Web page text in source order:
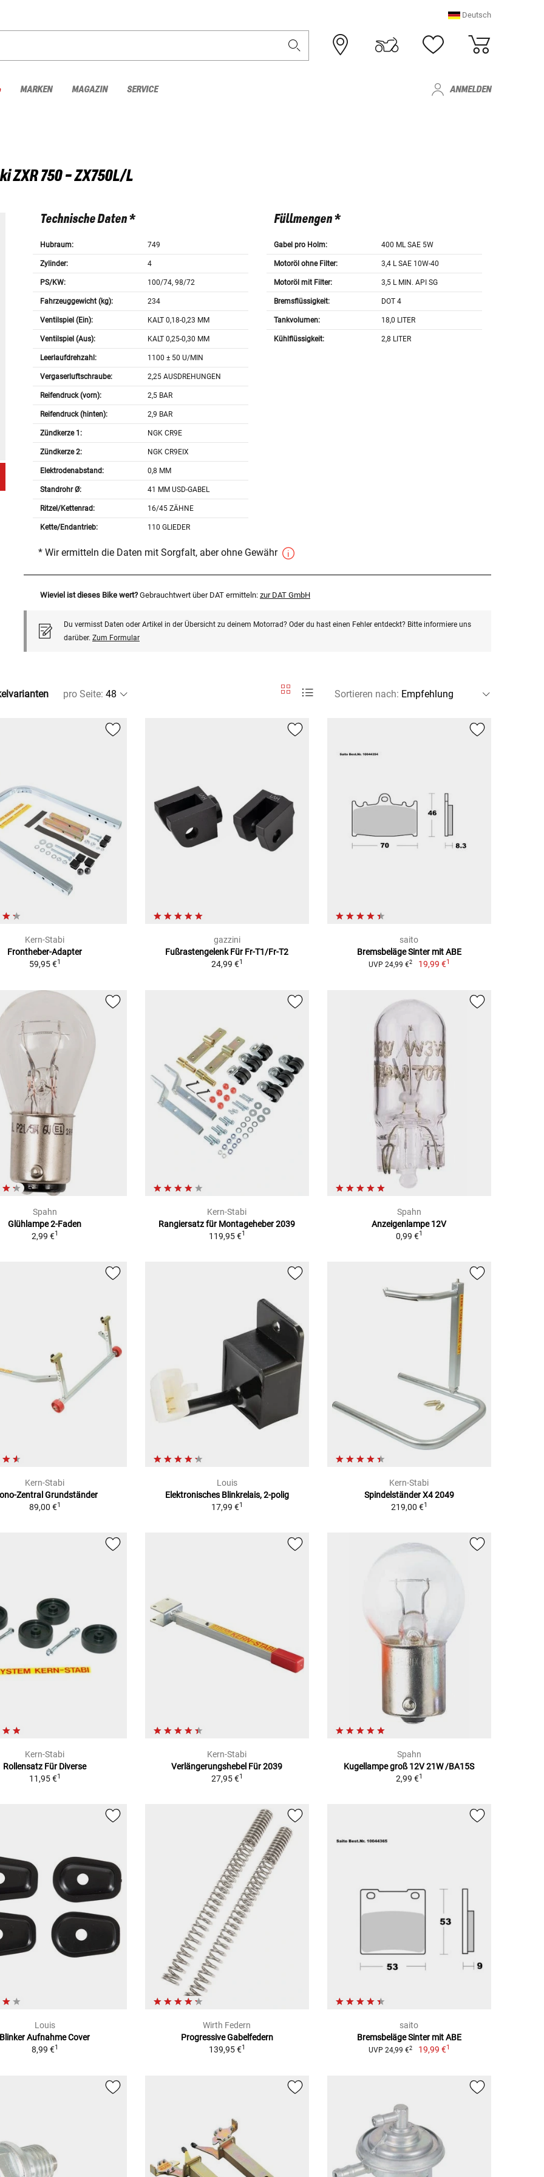
Deutsch
MARKEN MAGAZIN SERVICE ANMELDEN
ZXR 750 - ZX750L/L
Technische Daten *
Hubraum: 749
Zylinder: 4
PS/KW: 100/74, 98/72
Fahrzeuggewicht (kg): 234
Ventilspiel (Ein): KALT 0,18-0,23 MM
Ventilspiel (Aus): KALT 0,25-0,30 MM
Leerlaufdrehzahl: 1100 ± 50 U/MIN
Vergaserluftschraube: 2,25 AUSDREHUNGEN
Reifendruck (vorn): 2,5 BAR
Reifendruck (hinten): 2,9 BAR
Zündkerze 1: NGK CR9E
Zündkerze 2: NGK CR9EIX
Elektrodenabstand: 0,8 MM
Standrohr Ø: 41 MM USD-GABEL
Ritzel/Kettenrad: 16/45 ZÄHNE
Kette/Endantrieb: 110 GLIEDER
Füllmengen *
Gabel pro Holm: 400 ML SAE 5W
Motoröl ohne Filter: 3,4 L SAE 10W-40
Motoröl mit Filter: 3,5 L MIN. API SG
Bremsflüssigkeit: DOT 4
Tankvolumen: 18,0 LITER
Kühlflüssigkeit: 2,8 LITER
* Wir ermitteln die Daten mit Sorgfalt, aber ohne Gewähr
Wieviel ist dieses Bike wert? Gebrauchtwert über DAT ermitteln: zur DAT GmbH
Du vermisst Daten oder Artikel in der Übersicht zu deinem Motorrad? Oder du hast einen Fehler entdeckt? Bitte informiere uns
darüber. Zum Formular
pro Seite: Sortieren nach:
Kern-Stabi
Frontheber-Adapter
59,95 €1
gazzini
Fußrastengelenk Für Fr-T1/Fr-T2
24,99 €1
saito
Bremsbeläge Sinter mit ABE
UVP 24,99 €2 19,99 €1
Spahn
Glühlampe 2-Faden
2,99 €1
Kern-Stabi
Rangiersatz für Montageheber 2039
119,95 €1
Spahn
Anzeigenlampe 12V
0,99 €1
Kern-Stabi
Zentral Grundständer
89,00 €1
Louis
Elektronisches Blinkrelais, 2-polig
17,99 €1
Kern-Stabi
Spindelständer X4 2049
219,00 €1
Kern-Stabi
Rollensatz Für Diverse
11,95 €1
Kern-Stabi
Verlängerungshebel Für 2039
27,95 €1
Spahn
Kugellampe groß 12V 21W /BA15S
2,99 €1
Louis
Blinker Aufnahme Cover
8,99 €1
Wirth Federn
Progressive Gabelfedern
139,95 €1
saito
Bremsbeläge Sinter mit ABE
UVP 24,99 €2 19,99 €1